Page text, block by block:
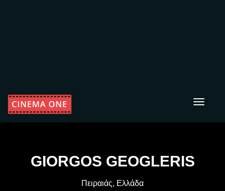
Toggle
GIORGOS GEOGLERIS
Πειραιάς, Ελλάδα